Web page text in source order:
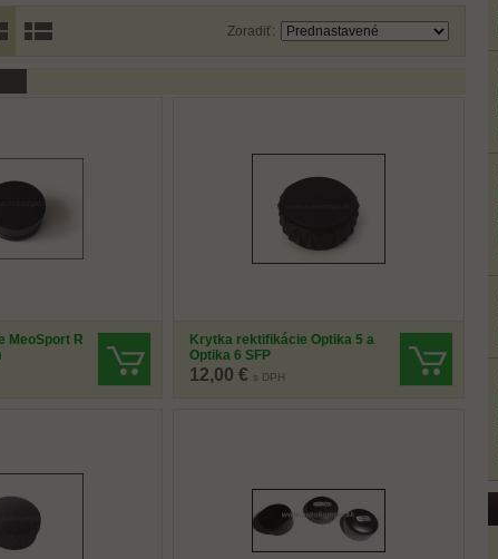
Zoradiť:
MeoSport R
Krytka rektifikácie Optika 5 a
Optika 6 SFP
12,00 € s DPH